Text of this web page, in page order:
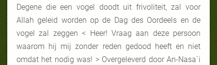
Degene die een vogel doodt uit frivoliteit, zal voor
Allah geleid worden op de Dag des Oordeels en de
vogel zal zeggen < Heer! Vraag aan deze persoon
waarom hij mij zonder reden gedood heeft en niet
omdat het nodig was! > Overgeleverd door An-Nasa`i